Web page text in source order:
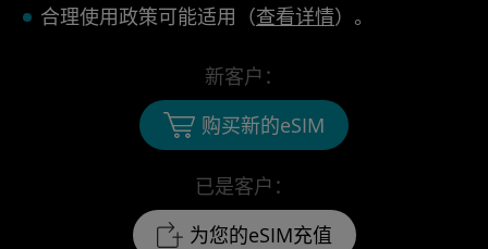
合理使用政策可能适用（查看详情）。
已是客户：
为您的eSIM充值
新客户：
购买新的eSIM